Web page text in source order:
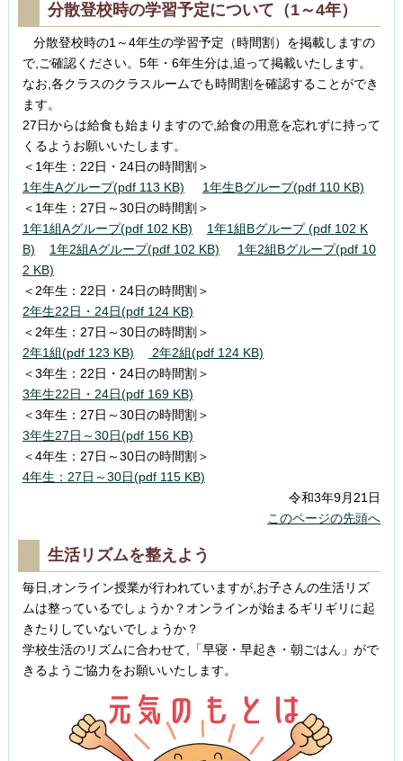
分散登校時の学習予定について（1～4年）
分散登校時の1～4年生の学習予定（時間割）を掲載しますの
で,ご確認ください。5年・6年生分は,追って掲載いたします。
なお,各クラスのクラスルームでも時間割を確認することができ
ます。
27日からは給食も始まりますので,給食の用意を忘れずに持って
くるようお願いいたします。
＜1年生：22日・24日の時間割＞
1年生Aグループ(pdf 113 KB)
1年生Bグループ(pdf 110 KB)
＜1年生：27日～30日の時間割＞
1年1組Aグループ(pdf 102 KB)
1年1組Bグループ (pdf 102 K
B)
1年2組Aグループ(pdf 102 KB)
1年2組Bグループ(pdf 10
2 KB)
＜2年生：22日・24日の時間割＞
2年生22日・24日(pdf 124 KB)
＜2年生：27日～30日の時間割＞
2年1組(pdf 123 KB)
2年2組(pdf 124 KB)
＜3年生：22日・24日の時間割＞
3年生22日・24日(pdf 169 KB)
＜3年生：27日～30日の時間割＞
3年生27日～30日(pdf 156 KB)
＜4年生：27日～30日の時間割＞
4年生：27日～30日(pdf 115 KB)
令和3年9月21日
このページの先頭へ
生活リズムを整えよう
毎日,オンライン授業が行われていますが,お子さんの生活リズ
ムは整っているでしょうか？オンラインが始まるギリギリに起
きたりしていないでしょうか？
学校生活のリズムに合わせて,「早寝・早起き・朝ごはん」がで
きるようご協力をお願いいたします。